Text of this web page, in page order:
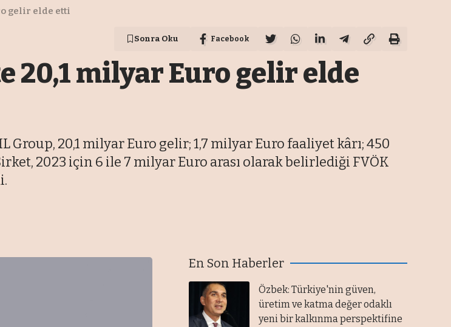
gelir elde etti
Sonra Oku Facebook
20,1 milyar Euro gelir elde
Group, 20,1 milyar Euro gelir; 1,7 milyar Euro faaliyet kârı; 450
2023 için 6 ile 7 milyar Euro arası olarak belirlediği FVÖK
En Son Haberler
Özbek: Türkiye'nin güven,
üretim ve katma değer odaklı
yeni bir kalkınma perspektifine